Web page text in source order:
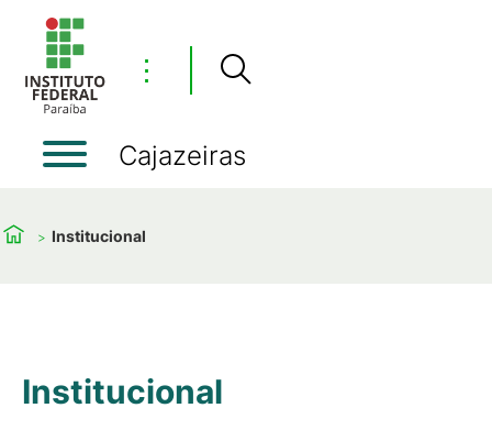
⋮
Cajazeiras
Institucional
Institucional